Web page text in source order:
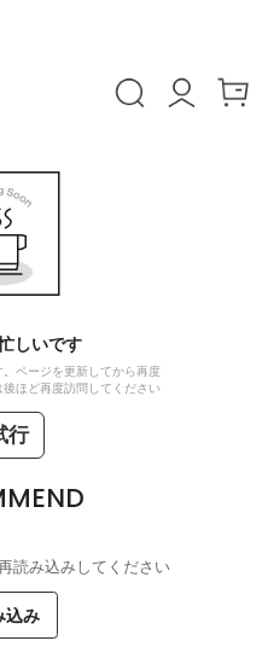
しいです
ページを更新してから再度
ほど再度訪問してください
行
読み込みしてください
込み